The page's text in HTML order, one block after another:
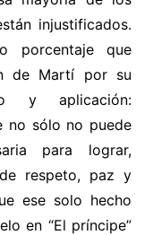
injustificados.
porcentaje que
de Martí por su
y aplicación:
no sólo no puede
para lograr,
respeto, paz y
ese solo hecho
en “El príncipe”